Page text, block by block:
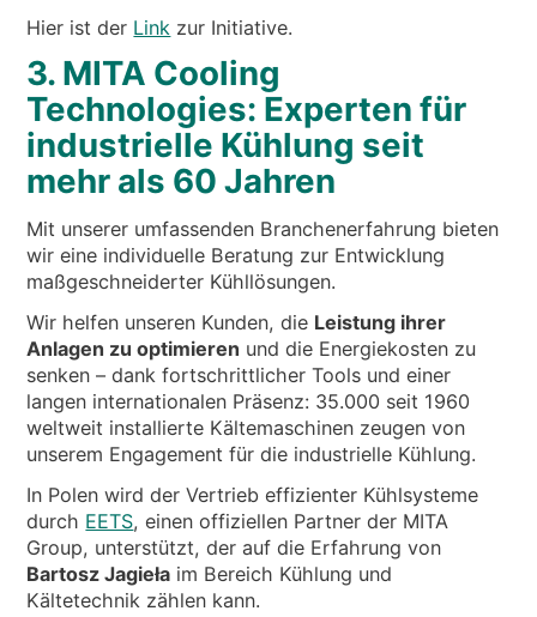
Hier ist der Link zur Initiative.
3. MITA Cooling
Technologies: Experten für
industrielle Kühlung seit
mehr als 60 Jahren
Mit unserer umfassenden Branchenerfahrung bieten
wir eine individuelle Beratung zur Entwicklung
maßgeschneiderter Kühllösungen.
Wir helfen unseren Kunden, die Leistung ihrer
Anlagen zu optimieren und die Energiekosten zu
senken – dank fortschrittlicher Tools und einer
langen internationalen Präsenz: 35.000 seit 1960
weltweit installierte Kältemaschinen zeugen von
unserem Engagement für die industrielle Kühlung.
In Polen wird der Vertrieb effizienter Kühlsysteme
durch EETS, einen offiziellen Partner der MITA
Group, unterstützt, der auf die Erfahrung von
Bartosz Jagieła im Bereich Kühlung und
Kältetechnik zählen kann.